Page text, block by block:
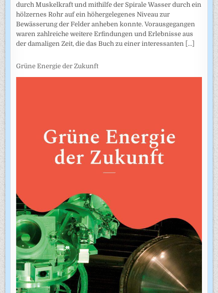
durch Muskelkraft und mithilfe der Spirale Wasser durch ein
hölzernes Rohr auf ein höhergelegenes Niveau zur
Bewässerung der Felder anheben konnte. Vorausgegangen
waren zahlreiche weitere Erfindungen und Erlebnisse aus
der damaligen Zeit, die das Buch zu einer interessanten [...]
Grüne Energie der Zukunft